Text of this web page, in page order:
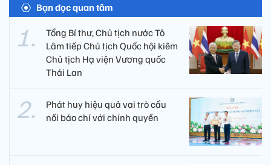
Bạn đọc quan tâm
Tổng Bí thư, Chủ tịch nước Tô
Lâm tiếp Chủ tịch Quốc hội kiêm
Chủ tịch Hạ viện Vương quốc
Thái Lan
Phát huy hiệu quả vai trò cầu
nối báo chí với chính quyền